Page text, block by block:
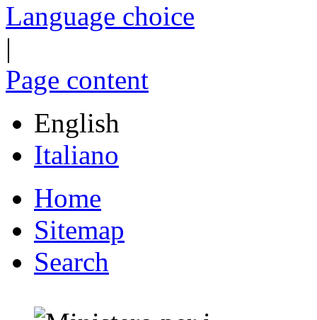
Language choice
|
Page content
English
Italiano
Home
Sitemap
Search